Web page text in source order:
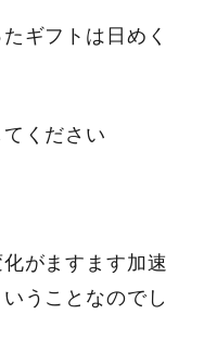
ギフトは日めく
ください
がますます加速
うことなのでし